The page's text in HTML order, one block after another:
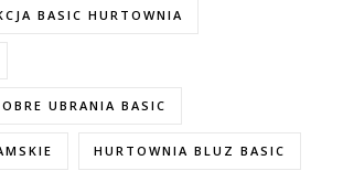
BASIC HURTOWNIA
UBRANIA BASIC
HURTOWNIA BLUZ BASIC